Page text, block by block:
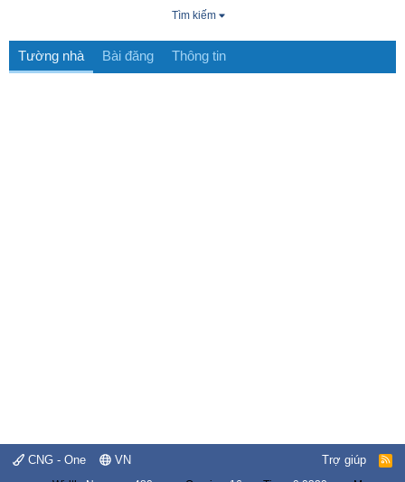
Tìm kiếm
Tường nhà Bài đăng Thông tin
CNG - One VN Trợ giúp
R